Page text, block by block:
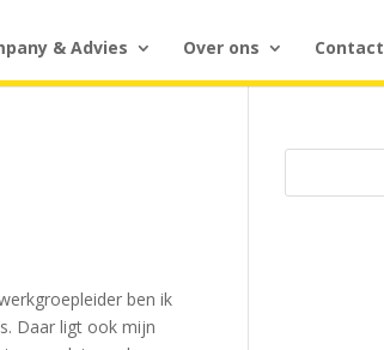
& Advies Over ons Contact
ben ik
Daar ligt ook mijn